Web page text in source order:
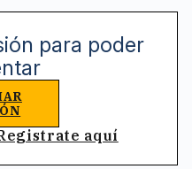
para poder
aquí